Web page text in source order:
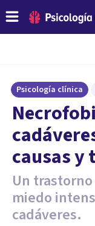
Psicología clínica
causas
Un
miedo
cadáveres.